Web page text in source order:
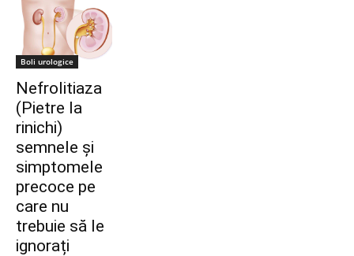
Boli urologice
Nefrolitiaza
(Pietre la
rinichi)
semnele și
simptomele
precoce pe
care nu
trebuie să le
ignorați